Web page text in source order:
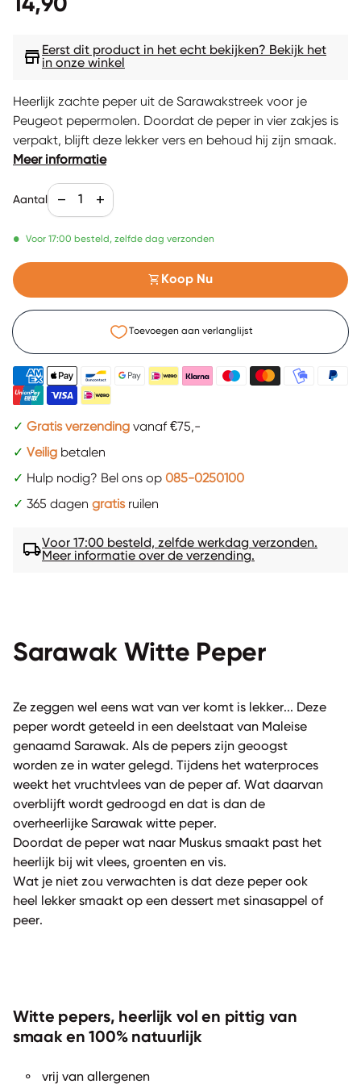
14,90
store Eerst dit product in het echt bekijken? Bekijk het
in onze winkel
Heerlijk zachte peper uit de Sarawakstreek voor je
Peugeot pepermolen. Doordat de peper in vier zakjes is
verpakt, blijft deze lekker vers en behoud hij zijn smaak.
Meer informatie
Aantal
Aantal verlagen voor
remove
Verhoog de aantal voor
add
• Voor 17:00 besteld, zelfde dag verzonden
shopping_cart Koop Nu
Toevoegen aan verlanglijst
✓ Gratis verzending vanaf €75,-
✓ Veilig betalen
✓ Hulp nodig? Bel ons op 085-0250100
✓ 365 dagen gratisruilen
local_shippingVoor 17:00 besteld, zelfde werkdag verzonden.
Meer informatie over de verzending.
Sarawak Witte Peper
Ze zeggen wel eens wat van ver komt is lekker... Deze
peper wordt geteeld in een deelstaat van Maleise
genaamd Sarawak. Als de pepers zijn geoogst
worden ze in water gelegd. Tijdens het waterproces
weekt het vruchtvlees van de peper af. Wat daarvan
overblijft wordt gedroogd en dat is dan de
overheerlijke Sarawak witte peper.
Doordat de peper wat naar Muskus smaakt past het
heerlijk bij wit vlees, groenten en vis.
Wat je niet zou verwachten is dat deze peper ook
heel lekker smaakt op een dessert met sinasappel of
peer.
Witte pepers, heerlijk vol en pittig van
smaak en 100% natuurlijk
vrij van allergenen